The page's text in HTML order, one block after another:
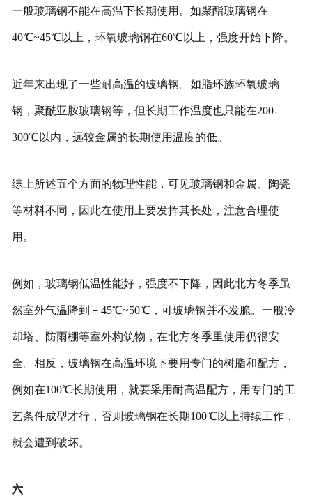
一般玻璃钢不能在高温下长期使用。如聚酯玻璃钢在
40℃~45℃以上，环氧玻璃钢在60℃以上，强度开始下降。
近年来出现了一些耐高温的玻璃钢。如脂环族环氧玻璃
钢，聚酰亚胺玻璃钢等，但长期工作温度也只能在200-
300℃以内，远较金属的长期使用温度的低。
综上所述五个方面的物理性能，可见玻璃钢和金属、陶瓷
等材料不同，因此在使用上要发挥其长处，注意合理使
用。
例如，玻璃钢低温性能好，强度不下降，因此北方冬季虽
然室外气温降到－45℃~50℃，可玻璃钢并不发脆。一般冷
却塔、防雨棚等室外构筑物，在北方冬季里使用仍很安
全。相反，玻璃钢在高温环境下要用专门的树脂和配方，
例如在100℃长期使用，就要采用耐高温配方，用专门的工
艺条件成型才行，否则玻璃钢在长期100℃以上持续工作，
就会遭到破坏。
六